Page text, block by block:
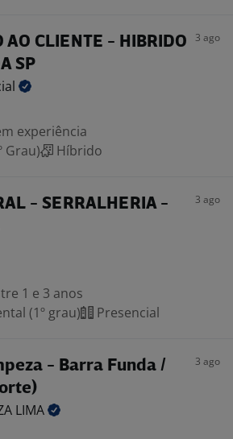
AO CLIENTE - HIBRIDO
SP
3 ago
experiência
Grau)
Híbrido
- SERRALHERIA -
3 ago
1 e 3 anos
(1º grau)
Presencial
- Barra Funda /
3 ago
LIMA